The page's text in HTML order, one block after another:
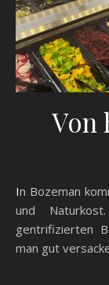
Von
In Bozeman komme ich in eine Stadt zwischen Hamburger
und
gentrifizierten
man gut